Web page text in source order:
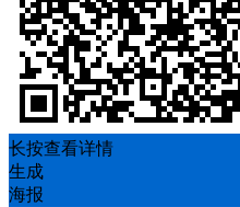
长按查看详情
生成
海报